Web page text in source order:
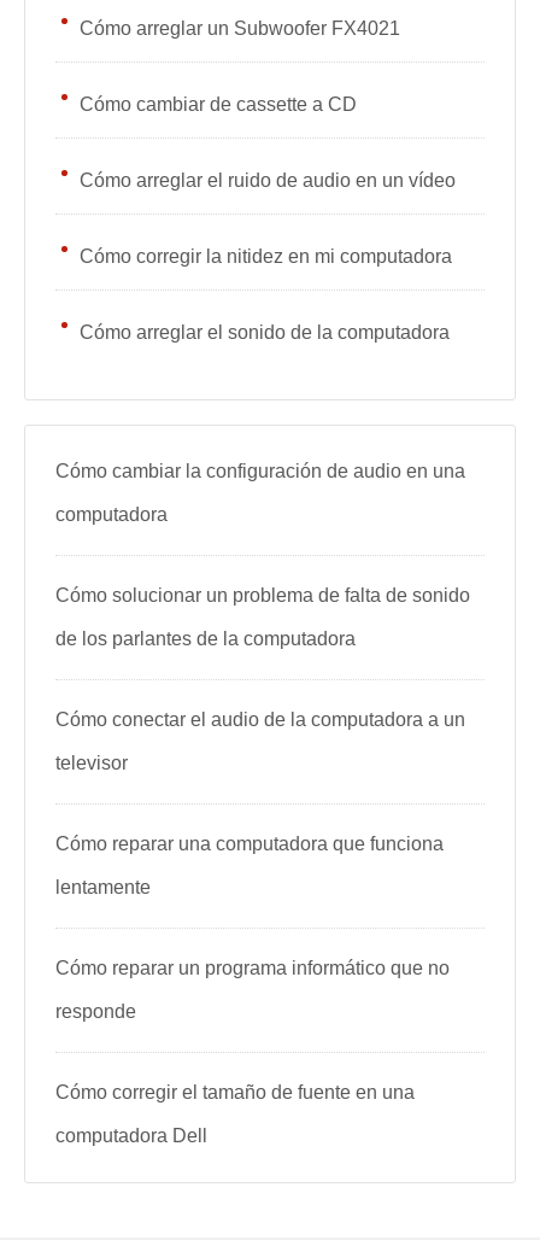
Cómo arreglar un Subwoofer FX4021
Cómo cambiar de cassette a CD
Cómo arreglar el ruido de audio en un vídeo
Cómo corregir la nitidez en mi computadora
Cómo arreglar el sonido de la computadora
Cómo cambiar la configuración de audio en una
computadora
Cómo solucionar un problema de falta de sonido
de los parlantes de la computadora
Cómo conectar el audio de la computadora a un
televisor
Cómo reparar una computadora que funciona
lentamente
Cómo reparar un programa informático que no
responde
Cómo corregir el tamaño de fuente en una
computadora Dell